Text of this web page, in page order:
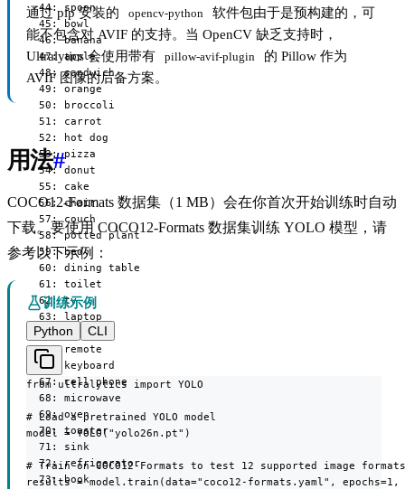
  44: spoon
  45: bowl
  46: banana
  47: apple
  48: sandwich
  49: orange
  50: broccoli
  51: carrot
  52: hot dog
  53: pizza
  54: donut
  55: cake
  56: chair
  57: couch
  58: potted plant
  59: bed
  60: dining table
  61: toilet
  62: tv
  63: laptop
  64: mouse
  65: remote
  66: keyboard
  67: cell phone
  68: microwave
  69: oven
  70: toaster
  71: sink
  72: refrigerator
  73: book
通过 pip 安装的
opencv-python
软件包由于是预构建的，可
能不包含对 AVIF 的支持。当 OpenCV 缺乏支持时，
Ultralytics 会使用带有
pillow-avif-plugin
的 Pillow 作为
AVIF 图像的后备方案。
用法#
COCO12-Formats 数据集（1 MB）会在你首次开始训练时自动
下载。要使用 COCO12-Formats 数据集训练 YOLO 模型，请
参考以下示例：
训练示例
Python
CLI
from ultralytics import YOLO
# Load a pretrained YOLO model
model = YOLO("yolo26n.pt")
# Train on COCO12-Formats to test 12 supported image formats
results = model.train(data="coco12-formats.yaml", epochs=1,